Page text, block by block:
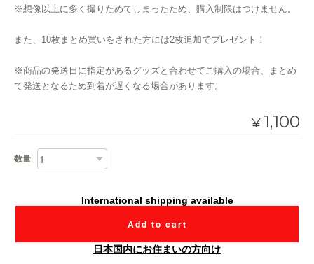
※想像以上に多く撮りためてしまったため、購入制限はつけません。
また、10枚まとめ買いをされた方には2枚追加でプレゼント！
※商品の発送日に指定があるグッズと合わせてご購入の場合、まとめ
て発送となるため到着が遅くなる場合があります。
¥ 1,100
数量
International shipping available
Add to cart
日本国内にお住まいの方向け